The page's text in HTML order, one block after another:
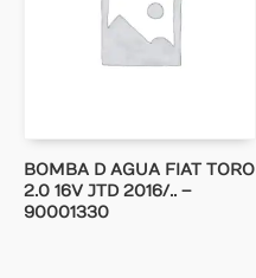
BOMBA D AGUA FIAT TORO
2.0 16V JTD 2016/.. –
90001330